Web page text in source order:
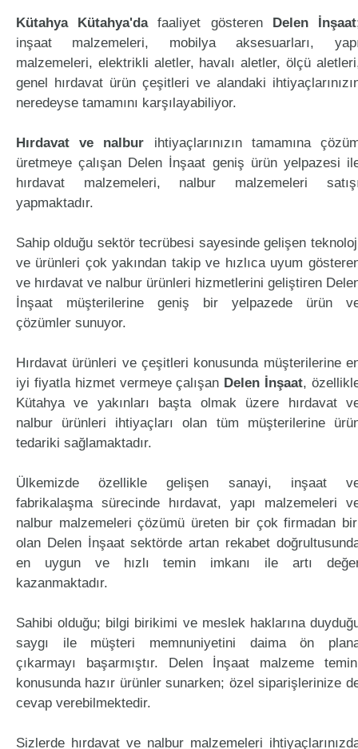
Kütahya Kütahya'dafaaliyet gösteren Delen İnşaat
inşaat malzemeleri, mobilya aksesuarları,
malzemeleri, elektrikli aletler, havalı aletler, ölçü
genel hırdavat ürün çeşitleri ve alandaki
neredeyse tamamını karşılayabiliyor.
Hırdavat ve nalbur ihtiyaçlarınızın tamamına
üretmeye çalışan Delen İnşaat geniş ürün yelpazesi
hırdavat malzemeleri, nalbur malzemeleri
yapmaktadır.
Sahip olduğu sektör tecrübesi sayesinde gelişen
ve ürünleri çok yakından takip ve hızlıca uyum
ve hırdavat ve nalbur ürünleri hizmetlerini geliştiren
İnşaat müşterilerine geniş bir yelpazede ürün
çözümler sunuyor.
Hırdavat ürünleri ve çeşitleri konusunda müşterilerine
iyi fiyatla hizmet vermeye çalışan Delen İnşaat,
Kütahya ve yakınları başta olmak üzere hırdavat
nalbur ürünleri ihtiyaçları olan tüm müşterilerine
tedariki sağlamaktadır.
Ülkemizde özellikle gelişen sanayi, inşaat
fabrikalaşma sürecinde hırdavat, yapı malzemeleri
nalbur malzemeleri çözümü üreten bir çok firmadan
olan Delen İnşaat sektörde artan rekabet
en uygun ve hızlı temin imkanı ile artı
kazanmaktadır.
Sahibi olduğu; bilgi birikimi ve meslek haklarına
saygı ile müşteri memnuniyetini daima ön
çıkarmayı başarmıştır. Delen İnşaat malzeme
konusunda hazır ürünler sunarken; özel siparişlerinize
cevap verebilmektedir.
Sizlerde hırdavat ve nalbur malzemeleri